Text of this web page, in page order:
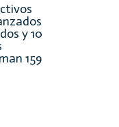
y 10
159